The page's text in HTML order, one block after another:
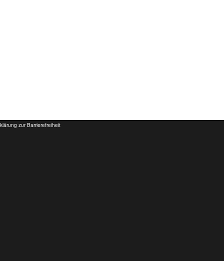
zur Barrierefreiheit